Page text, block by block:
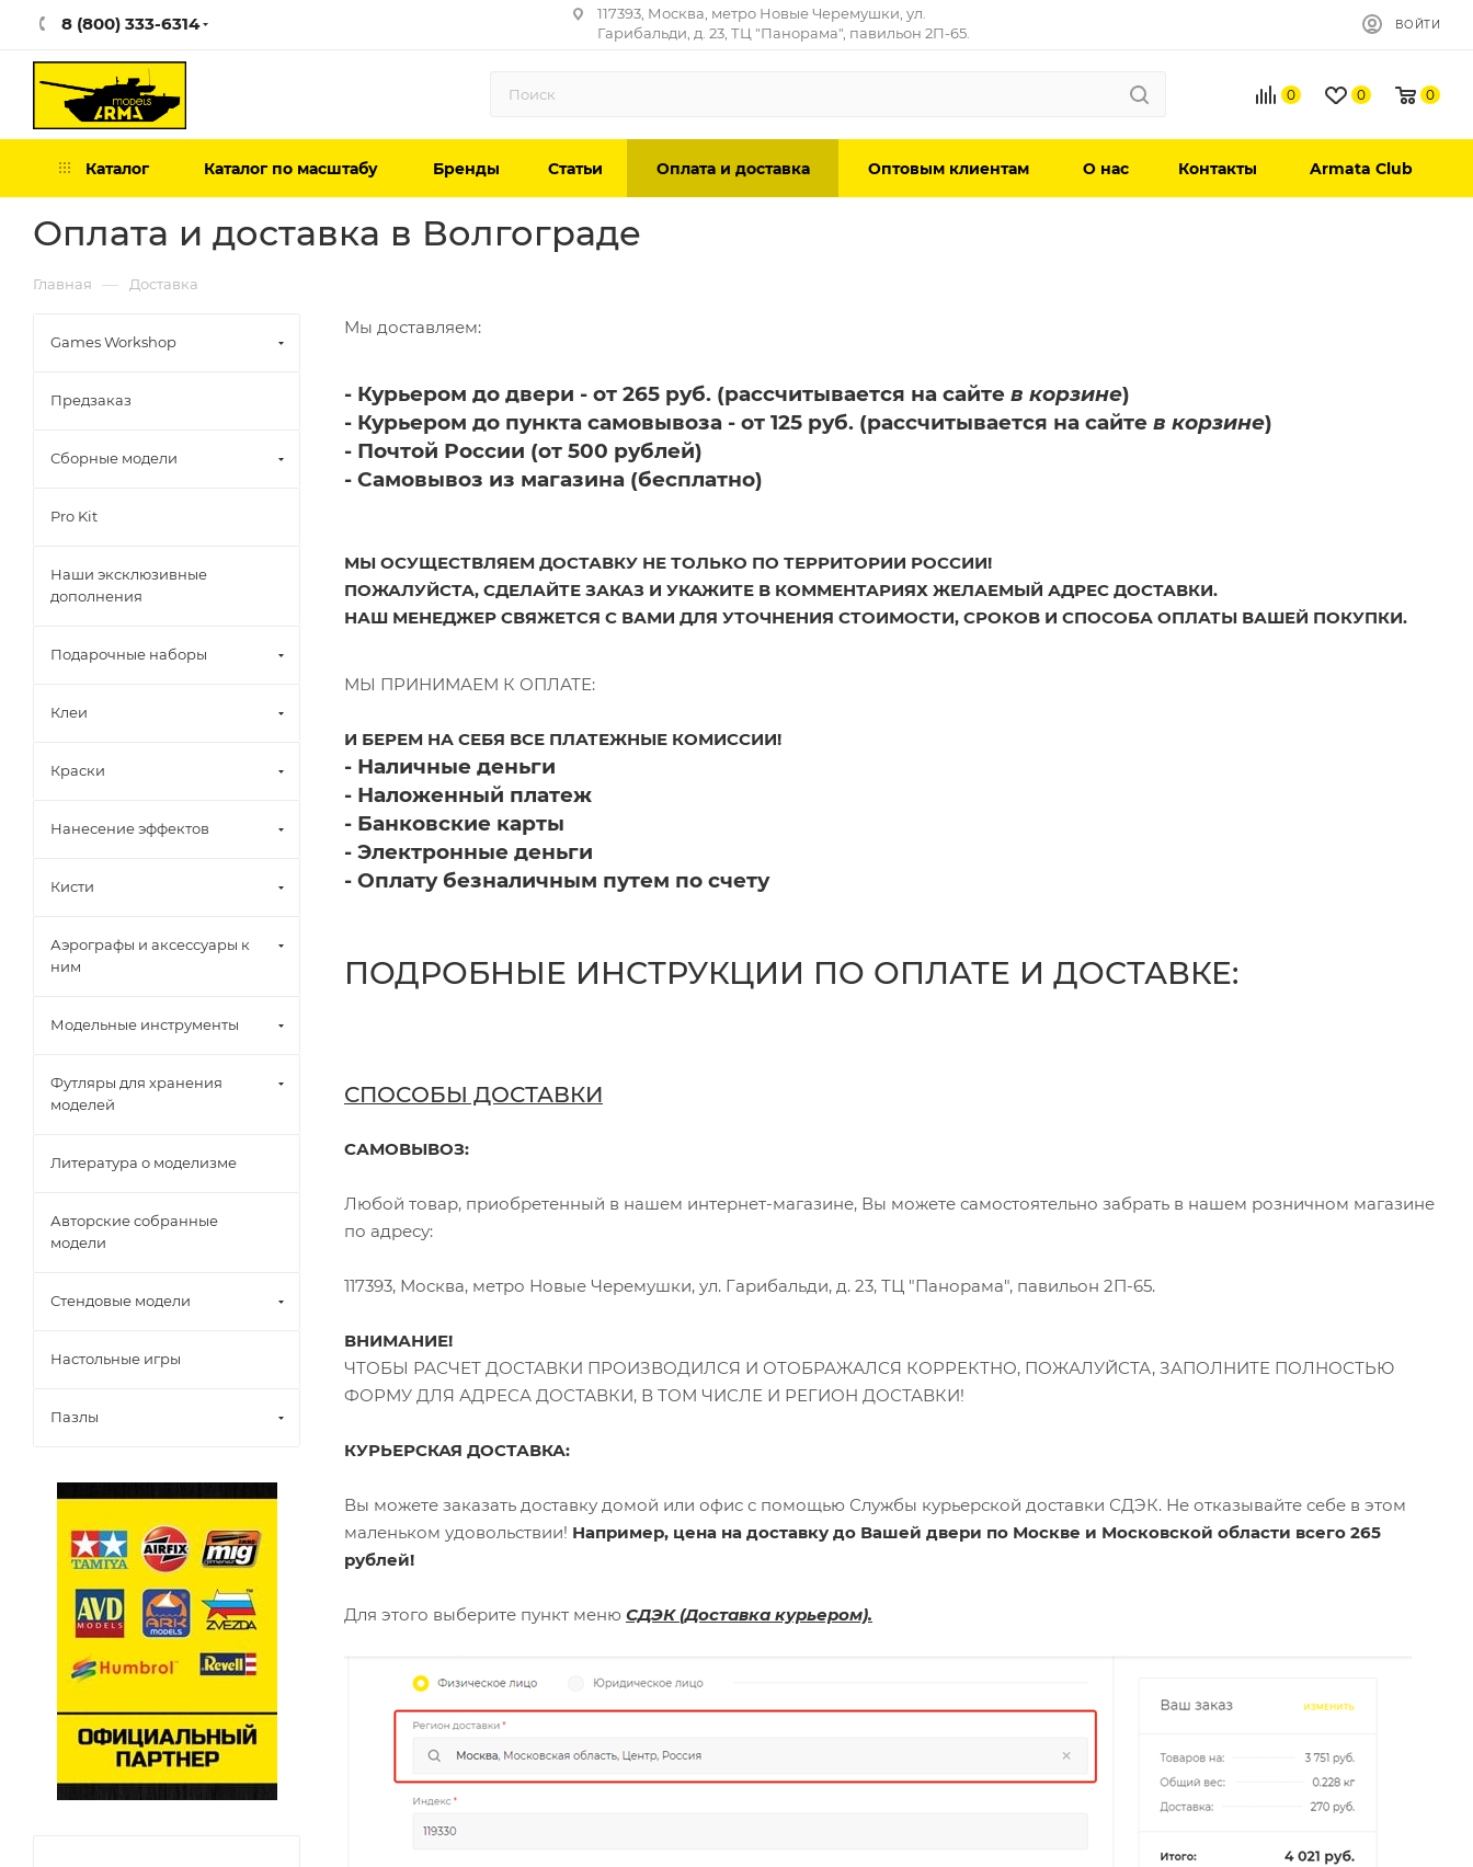
8 (800) 333-6314
117393, Москва, метро Новые Черемушки, ул.
Гарибальди, д. 23, ТЦ "Панорама", павильон 2П-65.
ВОЙТИ
0 0 0
Каталог Каталог по масштабу Бренды Статьи Оплата и доставка Оптовым клиентам О нас Контакты Armata Club
Оплата и доставка в Волгограде
Главная — Доставка
Мы доставляем:
- Курьером до двери - от 265 руб. (рассчитывается на сайте в корзине)
- Курьером до пункта самовывоза - от 125 руб. (рассчитывается на сайте в корзине)
- Почтой России (от 500 рублей)
- Самовывоз из магазина (бесплатно)
МЫ ОСУЩЕСТВЛЯЕМ ДОСТАВКУ НЕ ТОЛЬКО ПО ТЕРРИТОРИИ РОССИИ!
ПОЖАЛУЙСТА, СДЕЛАЙТЕ ЗАКАЗ И УКАЖИТЕ В КОММЕНТАРИЯХ ЖЕЛАЕМЫЙ АДРЕС ДОСТАВКИ.
НАШ МЕНЕДЖЕР СВЯЖЕТСЯ С ВАМИ ДЛЯ УТОЧНЕНИЯ СТОИМОСТИ, СРОКОВ И СПОСОБА ОПЛАТЫ ВАШЕЙ ПОКУПКИ.
МЫ ПРИНИМАЕМ К ОПЛАТЕ:
И БЕРЕМ НА СЕБЯ ВСЕ ПЛАТЕЖНЫЕ КОМИССИИ!
- Наличные деньги
- Наложенный платеж
- Банковские карты
- Электронные деньги
- Оплату безналичным путем по счету
ПОДРОБНЫЕ ИНСТРУКЦИИ ПО ОПЛАТЕ И ДОСТАВКЕ:
СПОСОБЫ ДОСТАВКИ
САМОВЫВОЗ:
Любой товар, приобретенный в нашем интернет-магазине, Вы можете самостоятельно забрать в нашем розничном магазине
по адресу:
117393, Москва, метро Новые Черемушки, ул. Гарибальди, д. 23, ТЦ "Панорама", павильон 2П-65.
ВНИМАНИЕ!
ЧТОБЫ РАСЧЕТ ДОСТАВКИ ПРОИЗВОДИЛСЯ И ОТОБРАЖАЛСЯ КОРРЕКТНО, ПОЖАЛУЙСТА, ЗАПОЛНИТЕ ПОЛНОСТЬЮ
ФОРМУ ДЛЯ АДРЕСА ДОСТАВКИ, В ТОМ ЧИСЛЕ И РЕГИОН ДОСТАВКИ!
КУРЬЕРСКАЯ ДОСТАВКА:
Вы можете заказать доставку домой или офис с помощью Службы курьерской доставки СДЭК. Не отказывайте себе в этом
маленьком удовольствии! Например, цена на доставку до Вашей двери по Москве и Московской области всего 265
рублей!
Для этого выберите пункт меню СДЭК (Доставка курьером).
Games Workshop
Предзаказ
Сборные модели
Pro Kit
Наши эксклюзивные
дополнения
Подарочные наборы
Клеи
Краски
Нанесение эффектов
Кисти
Аэрографы и аксессуары к
ним
Модельные инструменты
Футляры для хранения
моделей
Литература о моделизме
Авторские собранные
модели
Стендовые модели
Настольные игры
Пазлы